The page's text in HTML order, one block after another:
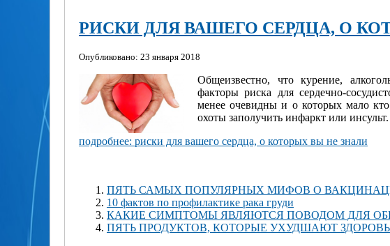
РИСКИ ДЛЯ ВАШЕГО СЕРДЦА, О
Опубликовано: 23 января 2018
Общеизвестно, что курение,
факторы риска для сердечно-
менее очевидны и о которых мало
охоты заполучить инфаркт или инсульт.
подробнее: риски для вашего сердца, о которых вы не знали
ПЯТЬ САМЫХ ПОПУЛЯРНЫХ МИФОВ О
10 фактов по профилактике рака груди
КАКИЕ СИМПТОМЫ ЯВЛЯЮТСЯ ПОВОДОМ ДЛЯ
ПЯТЬ ПРОДУКТОВ, КОТОРЫЕ УХУДШАЮТ